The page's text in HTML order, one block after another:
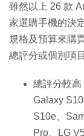
雖然以上 26 款
家選購手機的決
規格及預算來購
總評分或個別項
總評分較
Galaxy
S10e、
Pro、LG